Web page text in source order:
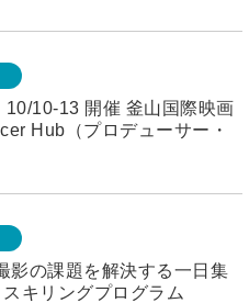
10/10-13 開催 釜山国際映画
Hub（プロデューサー・
影の課題を解決する一日集
キリングプログラム